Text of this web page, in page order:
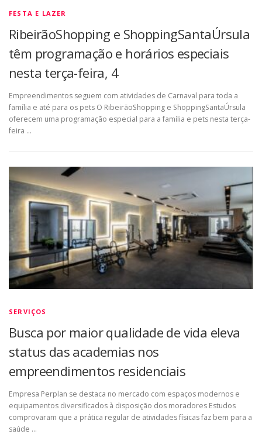
FESTA E LAZER
RibeirãoShopping e ShoppingSantaÚrsula
têm programação e horários especiais
nesta terça-feira, 4
Empreendimentos seguem com atividades de Carnaval para toda a
família e até para os pets O RibeirãoShopping e ShoppingSantaÚrsula
oferecem uma programação especial para a família e pets nesta terça-
feira …
SERVIÇOS
Busca por maior qualidade de vida eleva
status das academias nos
empreendimentos residenciais
Empresa Perplan se destaca no mercado com espaços modernos e
equipamentos diversificados à disposição dos moradores Estudos
comprovaram que a prática regular de atividades físicas faz bem para a
saúde …